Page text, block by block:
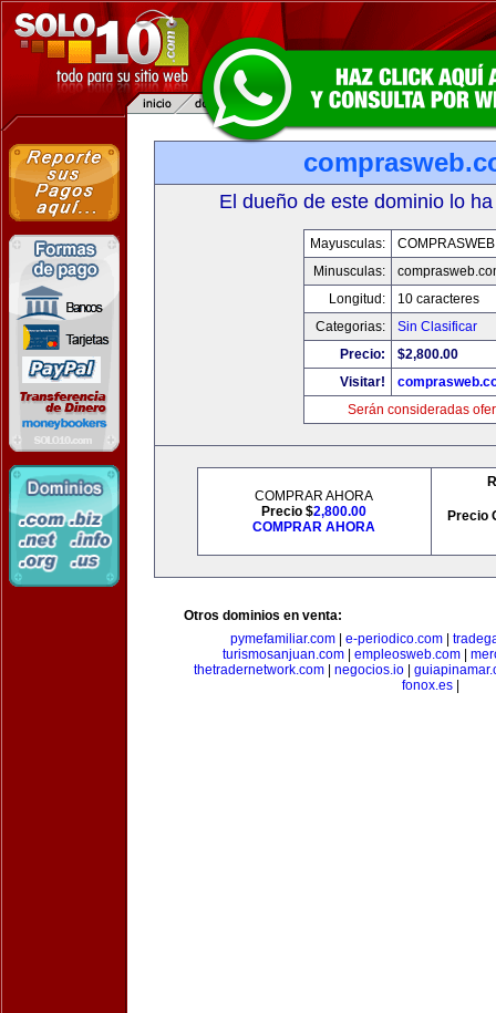
El dueño de este dominio lo
Mayusculas:
Minusculas:
Longitud:
10 caracteres
Categorias:
Sin Clasificar
Precio:
$2,800.00
Visitar!
Serán consideradas
COMPRAR AHORA
Precio $2,800.00
COMPRAR AHORA
Precio
Otros dominios en venta:
pymefamiliar.com| e-periodico.com|
turismosanjuan.com| empleosweb.com|
thetradernetwork.com
negocios.io
fonox.es